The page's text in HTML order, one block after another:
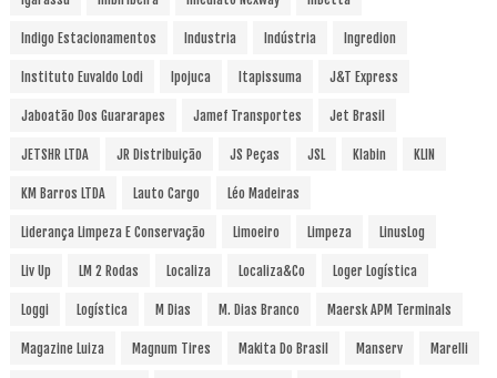
Indigo Estacionamentos Industria Indústria Ingredion
Instituto Euvaldo Lodi Ipojuca Itapissuma J&T Express
Jaboatão Dos Guararapes Jamef Transportes Jet Brasil
JETSHR LTDA JR Distribuição JS Peças JSL Klabin KLIN
KM Barros LTDA Lauto Cargo Léo Madeiras
Liderança Limpeza E Conservação Limoeiro Limpeza LinusLog
Liv Up LM 2 Rodas Localiza Localiza&Co Loger Logística
Loggi Logística M Dias M. Dias Branco Maersk APM Terminals
Magazine Luiza Magnum Tires Makita Do Brasil Manserv Marelli